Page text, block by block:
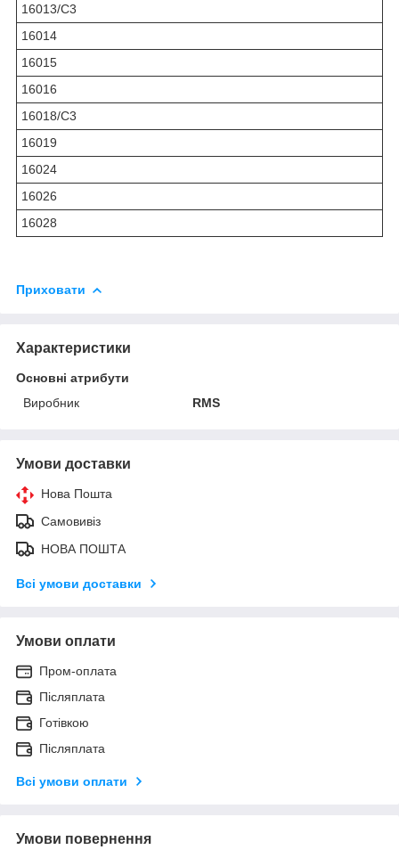
16013/C3
16014
16015
16016
16018/C3
16019
16024
16026
16028
Приховати
Характеристики
Основні атрибути
Виробник
RMS
Умови доставки
Нова Пошта
Самовивіз
НОВА ПОШТА
Всі умови доставки
Умови оплати
Пром-оплата
Післяплата
Готівкою
Післяплата
Всі умови оплати
Умови повернення